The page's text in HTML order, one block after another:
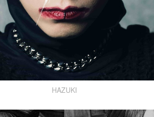
HAZUKI